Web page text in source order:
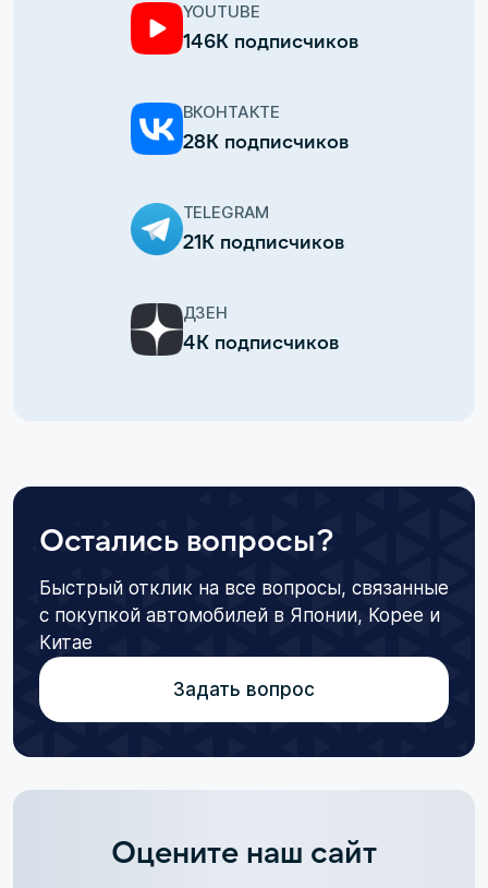
YOUTUBE
146К подписчиков
ВКОНТАКТЕ
28К подписчиков
TELEGRAM
21К подписчиков
ДЗЕН
4К подписчиков
Остались вопросы?
Быстрый отклик на все вопросы, связанные
с покупкой автомобилей в Японии, Корее и
Китае
Задать вопрос
Оцените наш сайт